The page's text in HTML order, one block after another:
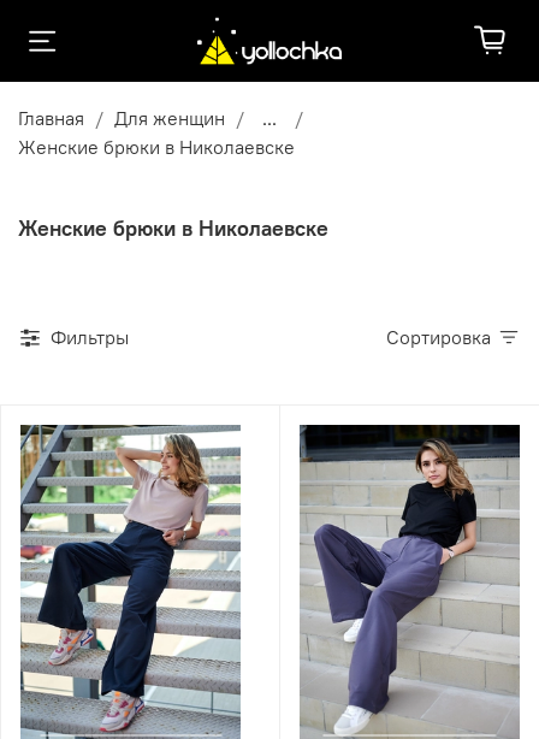
Главная Для женщин
...
Женские брюки в Николаевске
Женские брюки в Николаевске
Фильтры Сортировка